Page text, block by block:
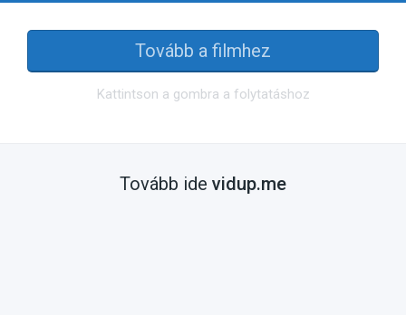
Tovább a filmhez
Kattintson a gombra a folytatáshoz
Tovább ide vidup.me